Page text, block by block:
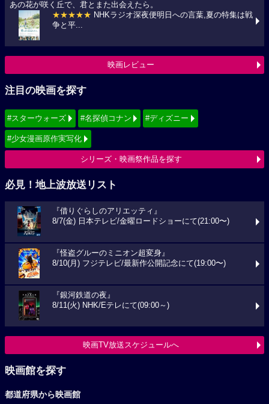
あの花が咲く丘で、君とまた出会えたら。
★★★★★ NHKラジオ深夜便明日への言葉,夏の特集は戦
争と平...
映画レビュー
注目の映画を探す
#スターウォーズ #名探偵コナン #ディズニー
#少女漫画原作実写化
シリーズ・映画祭作品を探す
必見！地上波放送リスト
『借りぐらしのアリエッティ』
8/7(金) 日本テレビ/金曜ロードショーにて(21:00〜)
『怪盗グルーのミニオン超変身』
8/10(月) フジテレビ/最新作公開記念にて(19:00〜)
『銀河鉄道の夜』
8/11(火) NHK/Eテレにて(09:00～)
映画TV放送スケジュールへ
映画館を探す
都道府県から映画館